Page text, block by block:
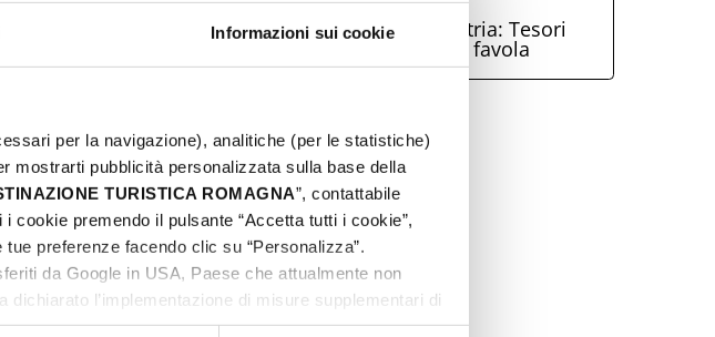
Informazioni sui cookie
per la navigazione), analitiche (per le statistiche)
mostrarti pubblicità personalizzata sulla base della
TURISTICA ROMAGNA”, contattabile
cookie premendo il pulsante “Accetta tutti i cookie”,
preferenze facendo clic su “Personalizza”.
da Google in USA, Paese che attualmente non
l’implementazione di misure supplementari di
Perticara e Sant'Agata Feltria: Tesori
sotterranei e un castello da favola